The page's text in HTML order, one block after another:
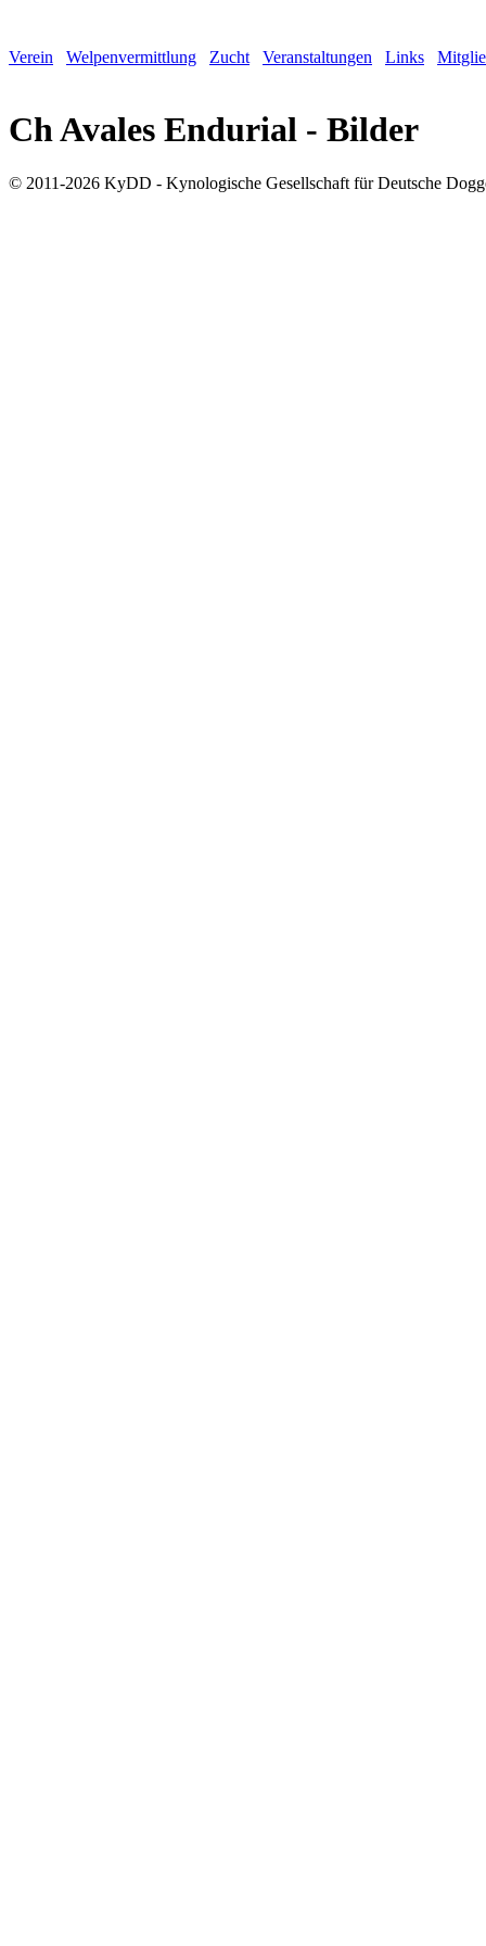
Verein Welpenvermittlung Zucht Veranstaltungen Links
Ch Avales Endurial - Bilder
© 2011-2026 KyDD - Kynologische Gesellschaft für Deutsche